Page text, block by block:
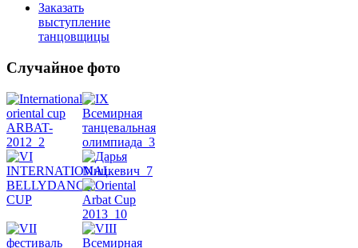
Заказать
выступление
танцовщицы
Случайное фото